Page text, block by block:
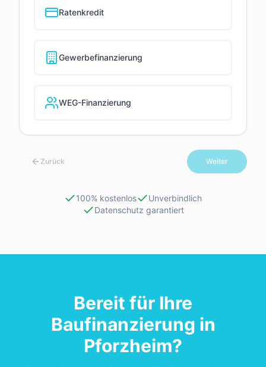
Ratenkredit
Gewerbefinanzierung
WEG-Finanzierung
Zurück Weiter
100% kostenlos
Unverbindlich
Datenschutz garantiert
Bereit für Ihre
Baufinanzierung in
Pforzheim?